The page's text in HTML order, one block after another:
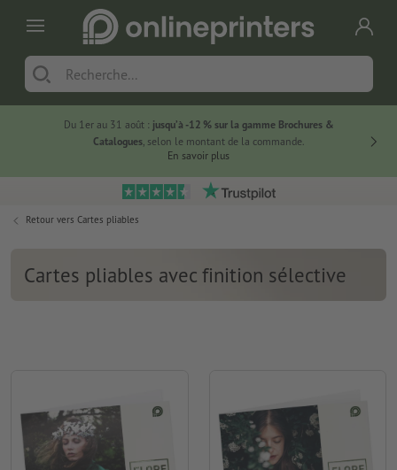
Du 1er au 31 août : jusqu’à -12 % sur la gamme Brochures &
Catalogues, selon le montant de la commande.
En savoir plus
Retour vers Cartes pliables
Cartes pliables avec finition sélective